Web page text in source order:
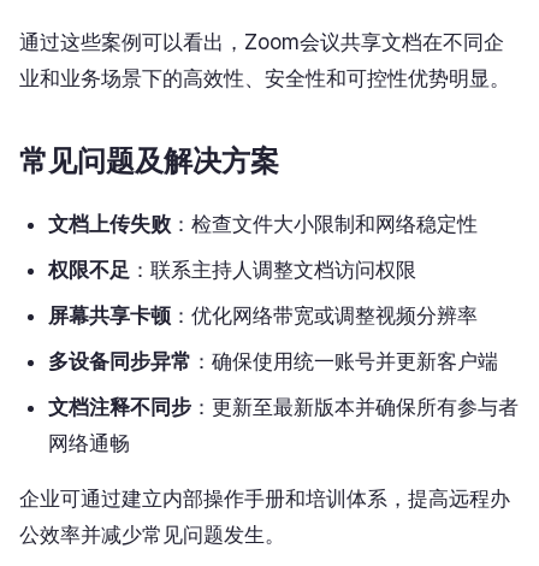
通过这些案例可以看出，Zoom会议共享文档在不同企
业和业务场景下的高效性、安全性和可控性优势明显。
常见问题及解决方案
文档上传失败 ：检查文件大小限制和网络稳定性
权限不足 ：联系主持人调整文档访问权限
屏幕共享卡顿 ：优化网络带宽或调整视频分辨率
多设备同步异常 ：确保使用统一账号并更新客户端
文档注释不同步 ：更新至最新版本并确保所有参与者
网络通畅
企业可通过建立内部操作手册和培训体系，提高远程办
公效率并减少常见问题发生。